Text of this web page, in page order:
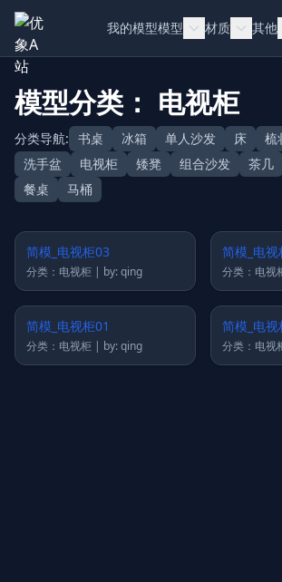
Skip to content
我的模型模型 材质 其他
模型分类： 电视柜
分类导航: 书桌 冰箱 单人沙发 床 梳
洗手盆
电视柜 矮凳 组合沙发 茶几
餐桌
马桶
简模_电视柜03
分类：电视柜 | by: qing
简模_电
简模_电视柜01
分类：电视柜 | by: qing
简模_电